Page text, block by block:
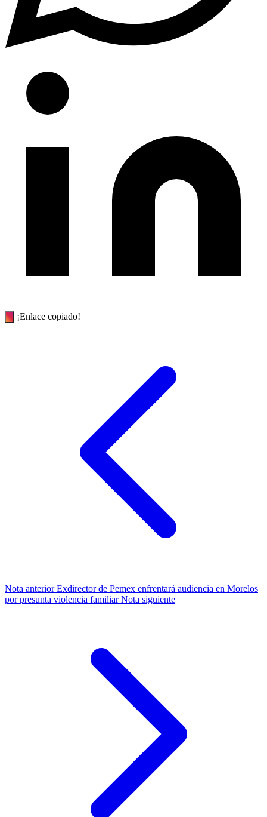
¡Enlace copiado!
Nota anteriorExdirector de Pemex enfrentará audiencia en Morelos
por presunta violencia familiarNota siguiente